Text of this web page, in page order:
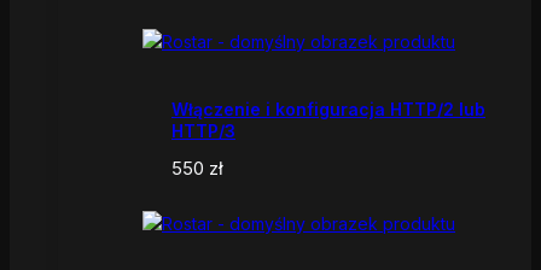
Włączenie i konfiguracja HTTP/2 lub
HTTP/3
550 zł